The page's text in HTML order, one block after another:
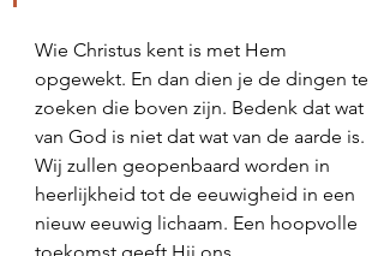
Wie Christus kent is met Hem
opgewekt. En dan dien je de dingen te
zoeken die boven zijn. Bedenk dat wat
van God is niet dat wat van de aarde is.
Wij zullen geopenbaard worden in
heerlijkheid tot de eeuwigheid in een
nieuw eeuwig lichaam. Een hoopvolle